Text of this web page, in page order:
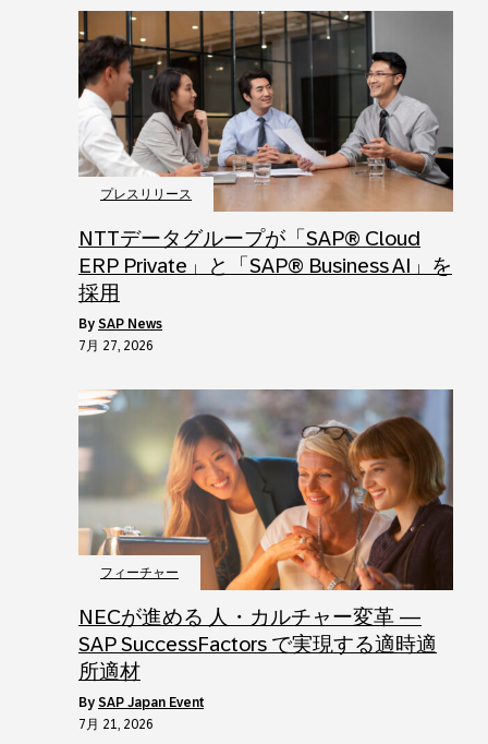
プレスリリース
NTTデータグループが「SAP® Cloud
ERP Private」と「SAP® Business AI」を
採用
by SAP News
7月 27, 2026
フィーチャー
NECが進める 人・カルチャー変革 ―
SAP SuccessFactors で実現する適時適
所適材
by SAP Japan Event
7月 21, 2026